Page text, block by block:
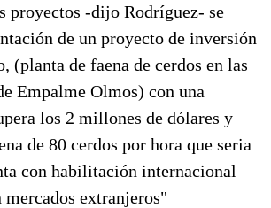
proyectos -dijo Rodríguez- se
de un proyecto de inversión
(planta de faena de cerdos en las
Empalme Olmos) con una
los 2 millones de dólares y
de 80 cerdos por hora que seria
con habilitación internacional
mercados extranjeros"